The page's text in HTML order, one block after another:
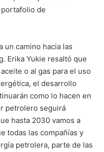
de
un camino hacia las
Erika Yukie resaltó que
o al gas para el uso
el desarrollo
como lo hacen en
petrolero seguirá
hasta 2030 vamos a
todas las compañías y
petrolera, parte de las